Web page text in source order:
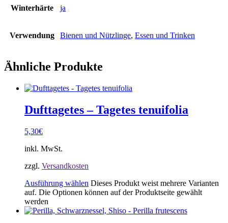
Winterhärte ja
Verwendung Bienen und Nützlinge, Essen und Trinken
Ähnliche Produkte
Dufttagetes – Tagetes tenuifolia
5,30€
inkl. MwSt.
zzgl. Versandkosten
Ausführung wählen Dieses Produkt weist mehrere Varianten
auf. Die Optionen können auf der Produktseite gewählt
werden